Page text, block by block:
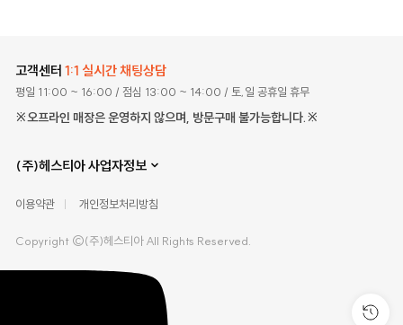
고객센터 1:1 실시간 채팅상담
평일 11:00 ~ 16:00 / 점심 13:00 ~ 14:00 / 토,일 공휴일 휴무
※오프라인 매장은 운영하지 않으며, 방문구매 불가능합니다.※
(주)헤스티아 사업자정보
이용약관 개인정보처리방침
Copyright ©(주)헤스티아 All Rights Reserved.